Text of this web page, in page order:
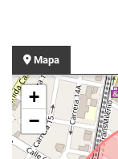
Mapa
+
−